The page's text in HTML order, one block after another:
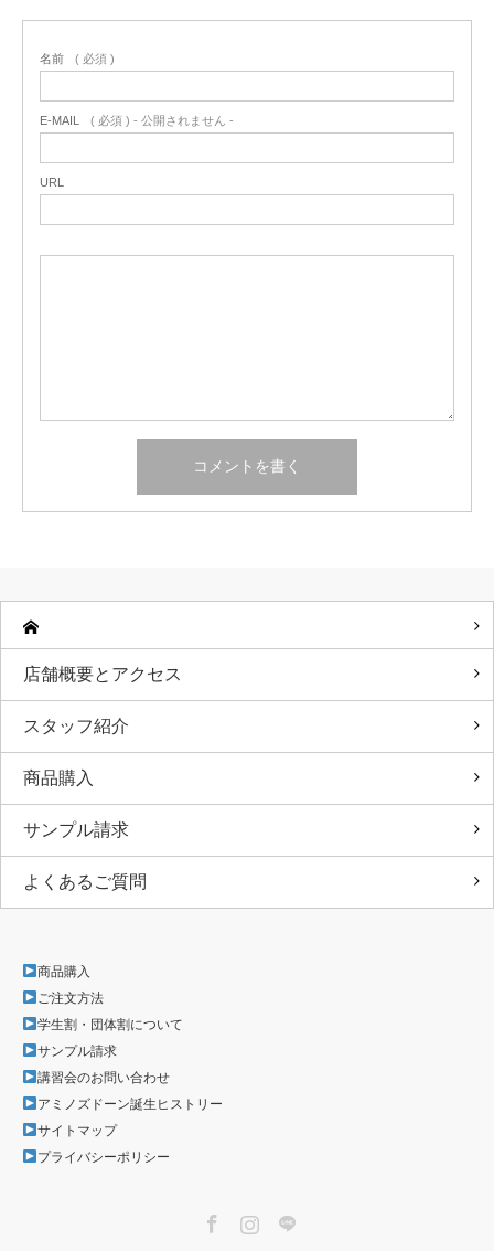
名前 ( 必須 )
E-MAIL ( 必須 ) - 公開されません -
URL
店舗概要とアクセス
スタッフ紹介
商品購入
サンプル請求
よくあるご質問
商品購入
ご注文方法
学生割・団体割について
サンプル請求
講習会のお問い合わせ
アミノズドーン誕生ヒストリー
サイトマップ
プライバシーポリシー